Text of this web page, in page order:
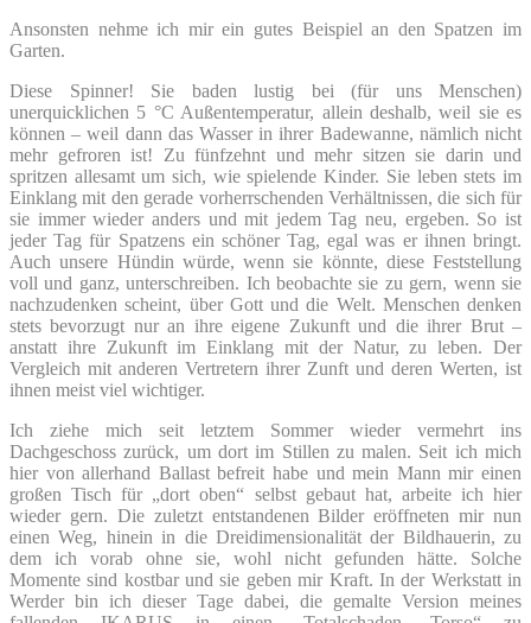
Ansonsten nehme ich mir ein gutes Beispiel an den Spatzen im
Garten.
Diese Spinner! Sie baden lustig bei (für uns Menschen)
unerquicklichen 5 °C Außentemperatur, allein deshalb, weil sie es
können – weil dann das Wasser in ihrer Badewanne, nämlich nicht
mehr gefroren ist! Zu fünfzehnt und mehr sitzen sie darin und
spritzen allesamt um sich, wie spielende Kinder. Sie leben stets im
Einklang mit den gerade vorherrschenden Verhältnissen, die sich für
sie immer wieder anders und mit jedem Tag neu, ergeben. So ist
jeder Tag für Spatzens ein schöner Tag, egal was er ihnen bringt.
Auch unsere Hündin würde, wenn sie könnte, diese Feststellung
voll und ganz, unterschreiben. Ich beobachte sie zu gern, wenn sie
nachzudenken scheint, über Gott und die Welt. Menschen denken
stets bevorzugt nur an ihre eigene Zukunft und die ihrer Brut –
anstatt ihre Zukunft im Einklang mit der Natur, zu leben. Der
Vergleich mit anderen Vertretern ihrer Zunft und deren Werten, ist
ihnen meist viel wichtiger.
Ich ziehe mich seit letztem Sommer wieder vermehrt ins
Dachgeschoss zurück, um dort im Stillen zu malen. Seit ich mich
hier von allerhand Ballast befreit habe und mein Mann mir einen
großen Tisch für „dort oben“ selbst gebaut hat, arbeite ich hier
wieder gern. Die zuletzt entstandenen Bilder eröffneten mir nun
einen Weg, hinein in die Dreidimensionalität der Bildhauerin, zu
dem ich vorab ohne sie, wohl nicht gefunden hätte. Solche
Momente sind kostbar und sie geben mir Kraft. In der Werkstatt in
Werder bin ich dieser Tage dabei, die gemalte Version meines